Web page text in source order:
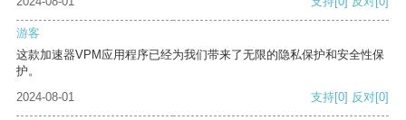
游客
这款加速器VPM应用程序已经为我们带来了无限的隐私保护和安全性保
护。
2024-08-01
支持[0] 反对[0]